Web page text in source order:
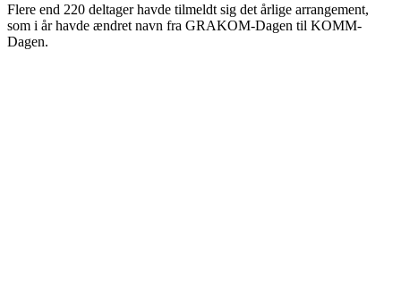
Flere end 220 deltager havde tilmeldt sig det årlige arrangement,
som i år havde ændret navn fra GRAKOM-Dagen til KOMM-
Dagen.